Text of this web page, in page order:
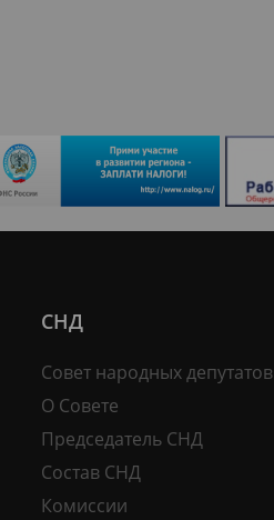
СНД
Совет народных депутатов
О Совете
Председатель СНД
Состав СНД
Комиссии